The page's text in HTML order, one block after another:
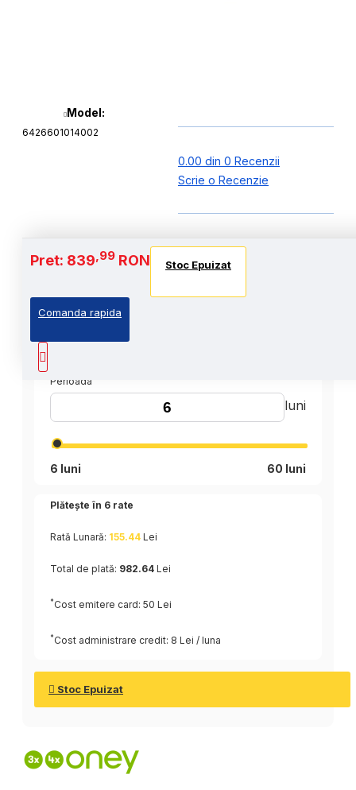
Model:
6426601014002
0.00 din 0 Recenzii
Scrie o Recenzie
Pret: 839,99 RON Stoc Epuizat
Comanda rapida
Perioada
luni
6 luni 60 luni
Plătește în 6 rate
Rată Lunară: 155.44 Lei
Total de plată: 982.64 Lei
* Cost emitere card: 50 Lei
* Cost administrare credit: 8 Lei / luna
Stoc Epuizat